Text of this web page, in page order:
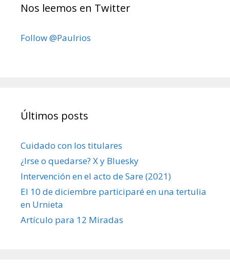
Nos leemos en Twitter
Follow @Paulrios
Últimos posts
Cuidado con los titulares
¿Irse o quedarse? X y Bluesky
Intervención en el acto de Sare (2021)
El 10 de diciembre participaré en una tertulia
en Urnieta
Artículo para 12 Miradas